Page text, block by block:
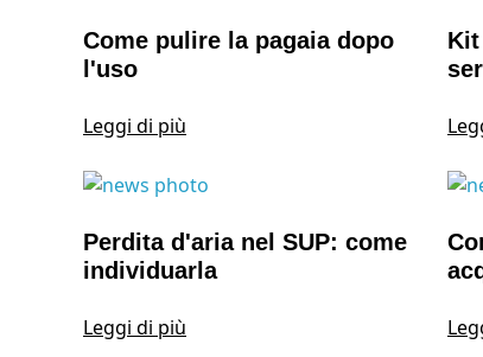
Come pulire la pagaia dopo
l'uso
Leggi di più
Kit
Perdita d'aria nel SUP: come
individuarla
Leggi di più